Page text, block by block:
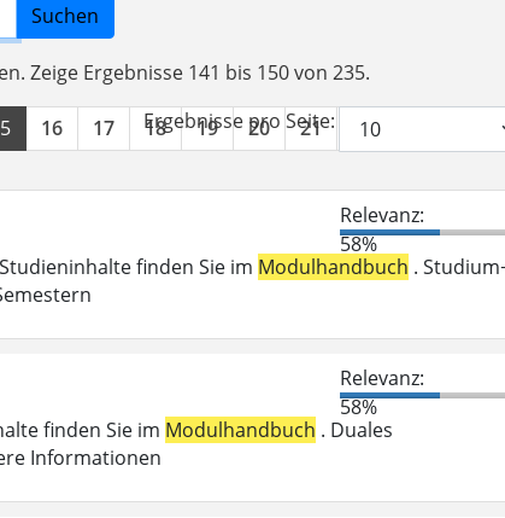
Suchen
Zeige Ergebnisse 141 bis 150 von 235.
16 17 18 19 20 21 22
Ergebnisse pro Seite:
Relevanz:
58%
finden Sie im Modulhandbuch .
Relevanz:
58%
finden Sie im Modulhandbuch . Duales
Informationen